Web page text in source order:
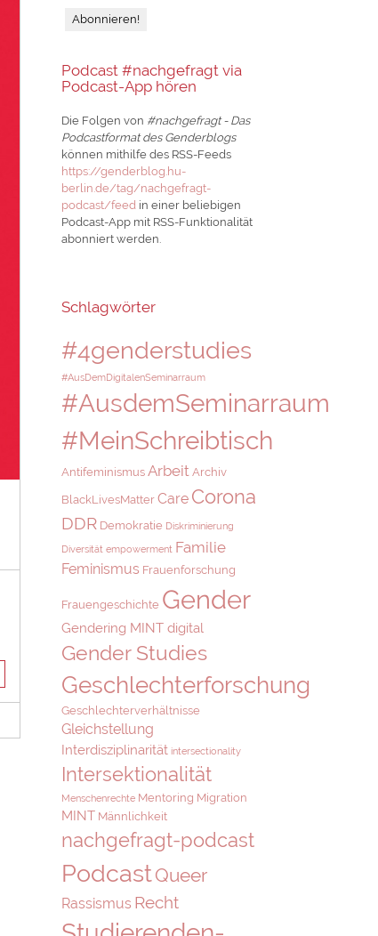
Podcast #nachgefragt via
Podcast-App hören
Die Folgen von #nachgefragt - Das
Podcastformat des Genderblogs
können mithilfe des RSS-Feeds
https://genderblog.hu-
berlin.de/tag/nachgefragt-
podcast/feed in einer beliebigen
Podcast-App mit RSS-Funktionalität
abonniert werden.
Schlagwörter
#4genderstudies
#AusDemDigitalenSeminarraum
#AusdemSeminarraum
#MeinSchreibtisch
Antifeminismus Arbeit Archiv
BlackLivesMatter Care Corona
DDR Demokratie Diskriminierung
Diversität empowerment Familie
Feminismus Frauenforschung
Frauengeschichte Gender
Gendering MINT digital
Gender Studies
Geschlechterforschung
Geschlechterverhältnisse
Gleichstellung
Interdisziplinarität intersectionality
Intersektionalität
Menschenrechte Mentoring Migration
MINT Männlichkeit
nachgefragt-podcast
PodcastQueer
Rassismus Recht